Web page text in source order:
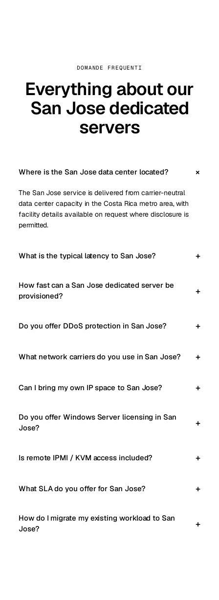
DOMANDE FREQUENTI
Everything about our
San Jose dedicated
servers
Where is the San Jose data center located?
The San Jose service is delivered from carrier-neutral
data center capacity in the Costa Rica metro area, with
facility details available on request where disclosure is
permitted.
What is the typical latency to San Jose?
How fast can a San Jose dedicated server be
provisioned?
Do you offer DDoS protection in San Jose?
What network carriers do you use in San Jose?
Can I bring my own IP space to San Jose?
Do you offer Windows Server licensing in San
Jose?
Is remote IPMI / KVM access included?
What SLA do you offer for San Jose?
How do I migrate my existing workload to San
Jose?